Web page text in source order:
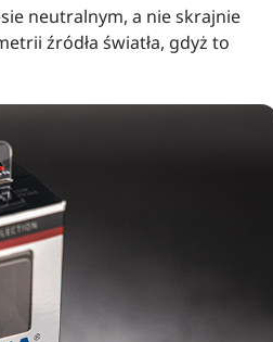
neutralnym, a nie skrajnie
źródła światła, gdyż to